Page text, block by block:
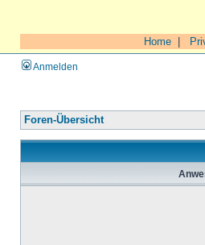
Home
Anmelden
Foren-Übersicht